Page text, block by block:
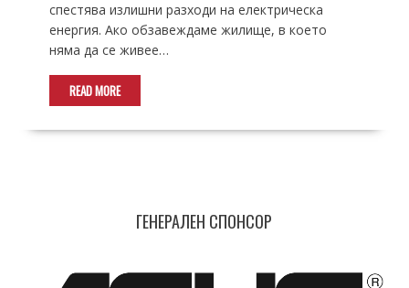
спестява излишни разходи на електрическа
енергия. Ако обзавеждаме жилище, в което
няма да се живее…
READ MORE
ГЕНЕРАЛЕН СПОНСОР